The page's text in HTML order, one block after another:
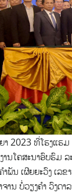
2023 ທີ່ໂຮງແຮ
ນໂຄສະນາອົບຮົມ
ພັນ ເຜີຍຍະວົງ ເລ
ານ ບໍ່ວຽງຄໍາ ວົງດ